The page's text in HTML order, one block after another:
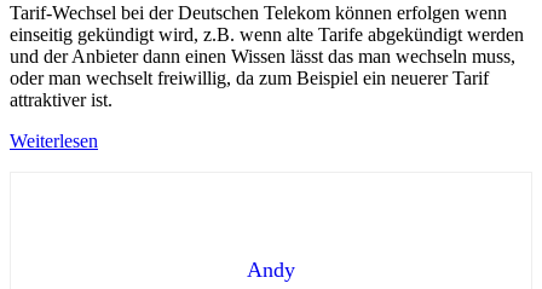
Tarif-Wechsel bei der Deutschen Telekom können erfolgen wenn
einseitig gekündigt wird, z.B. wenn alte Tarife abgekündigt werden
und der Anbieter dann einen Wissen lässt das man wechseln muss,
oder man wechselt freiwillig, da zum Beispiel ein neuerer Tarif
attraktiver ist.
Weiterlesen
Andy